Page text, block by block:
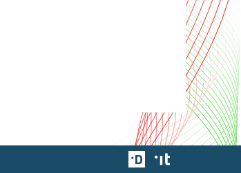
Team Digitale